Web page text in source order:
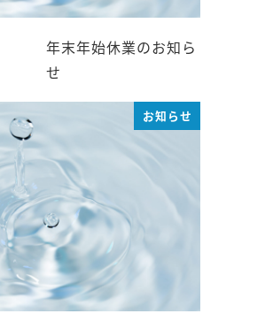
年末年始休業のお知ら
せ
お知らせ